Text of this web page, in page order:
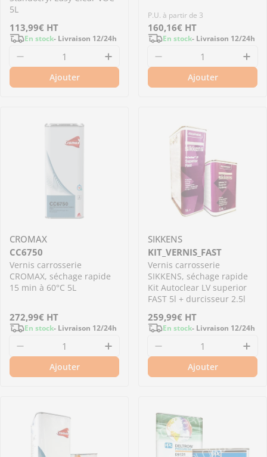
5L
Prix
régulier
113,99€ HT
En stock- Livraison 12/24h
Diminuer la quantité pour 02084151 - Vernis
Augmenter la quantité pour
Ajouter
P.U. à partir de 3
Prix
régulier
160,16€ HT
En stock- Livraison 12/24h
Diminuer la
Ajouter
CROMAX
CC6750
Vernis carrosserie
CROMAX, séchage rapide
15 min à 60°C 5L
Prix
régulier
272,99€ HT
En stock- Livraison 12/24h
Diminuer la quantité pour CC6750 - Vernis
Augmenter la quantité pour
Ajouter
SIKKENS
KIT_VERNIS_FAST
Vernis carrosserie
SIKKENS, séchage rapide
Kit Autoclear LV superior
FAST 5l + durcisseur 2.5l
Prix
régulier
259,99€ HT
En stock- Livraison 12/24h
Diminuer la quantité
Ajouter